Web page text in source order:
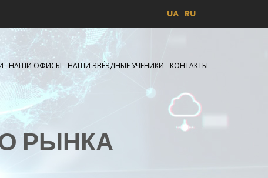
UA RU
НАШИ ОФИСЫ НАШИ ЗВЁЗДНЫЕ УЧЕНИКИ КОНТАКТЫ
РЫНКА